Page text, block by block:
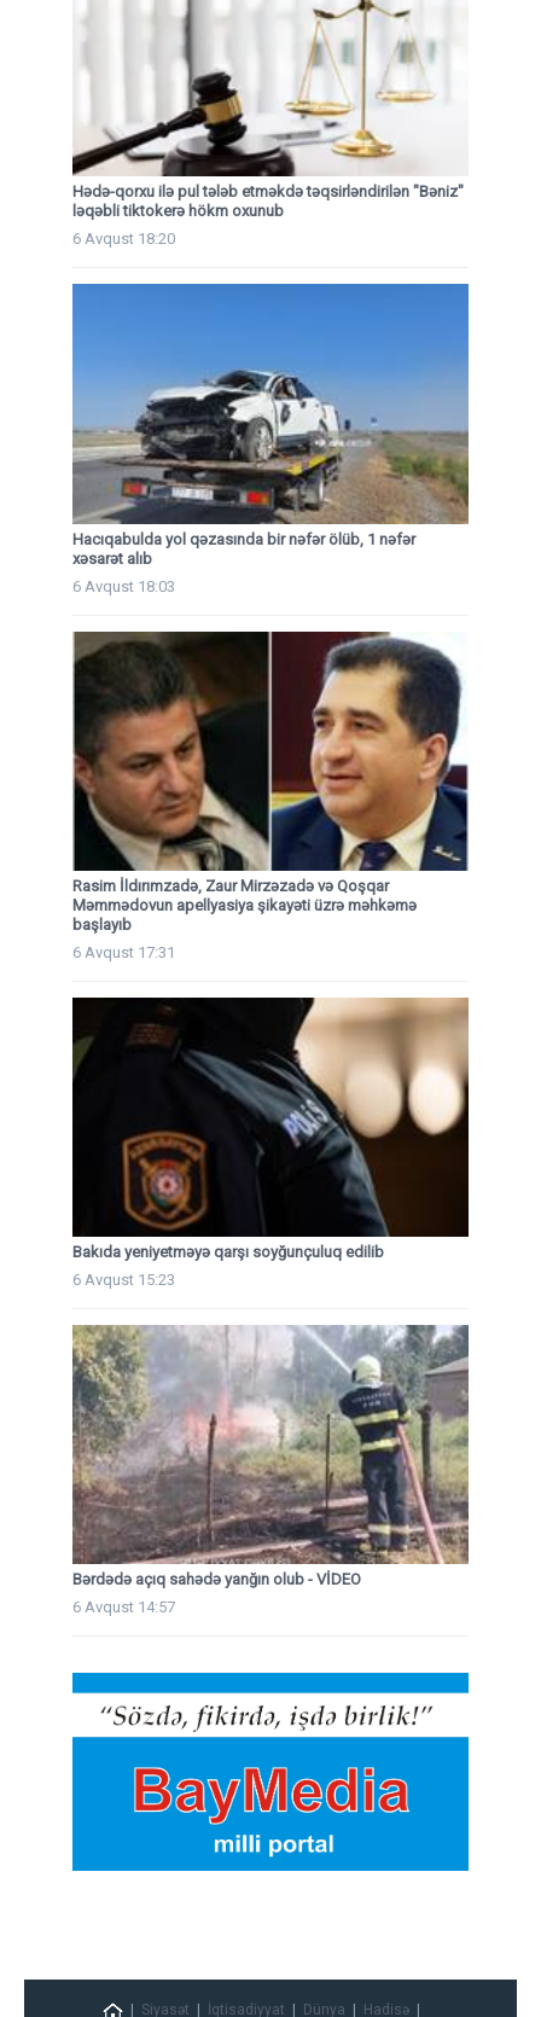
Hədə-qorxu ilə pul tələb etməkdə təqsirləndirilən "Bəniz"
ləqəbli tiktokerə hökm oxunub
6 Avqust 18:20
Hacıqabulda yol qəzasında bir nəfər ölüb, 1 nəfər
xəsarət alıb
6 Avqust 18:03
Rasim İldırımzadə, Zaur Mirzəzadə və Qoşqar
Məmmədovun apellyasiya şikayəti üzrə məhkəmə
başlayıb
6 Avqust 17:31
Bakıda yeniyetməyə qarşı soyğunçuluq edilib
6 Avqust 15:23
Bərdədə açıq sahədə yanğın olub - VİDEO
6 Avqust 14:57
Siyasət İqtisadiyyat Dünya Hadisə